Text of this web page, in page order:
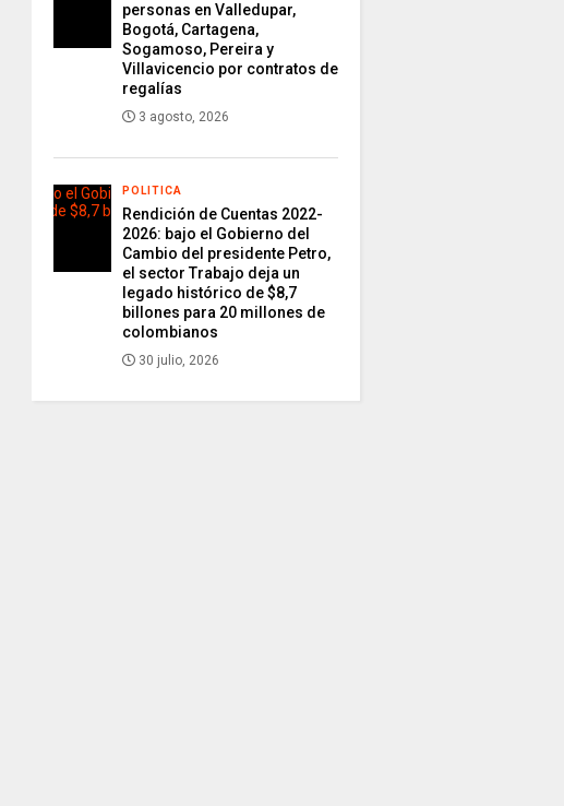
personas en Valledupar,
Bogotá, Cartagena,
Sogamoso, Pereira y
Villavicencio por contratos de
regalías
3 agosto, 2026
POLITICA
Rendición de Cuentas 2022-
2026: bajo el Gobierno del
Cambio del presidente Petro,
el sector Trabajo deja un
legado histórico de $8,7
billones para 20 millones de
colombianos
30 julio, 2026